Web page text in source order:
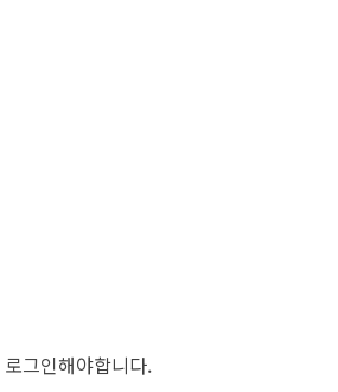
로그인해야합니다.